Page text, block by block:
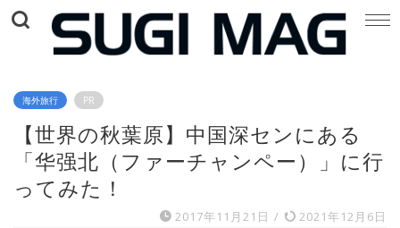
海外旅行 PR
【世界の秋葉原】中国深センにある
「华强北（ファーチャンペー）」に行
ってみた！
2017年11月21日 / 2021年12月6日